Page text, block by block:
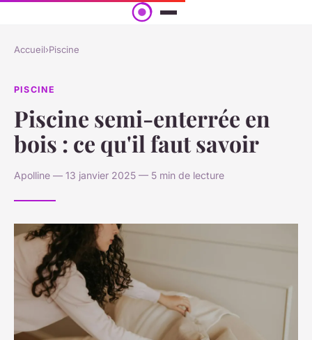
Accueil›Piscine
PISCINE
Piscine semi-enterrée en
bois : ce qu'il faut savoir
Apolline — 13 janvier 2025 — 5 min de lecture